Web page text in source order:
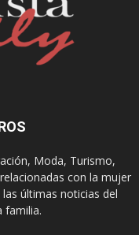
Moda, Turismo,
con la mujer
últimas noticias del
familia.